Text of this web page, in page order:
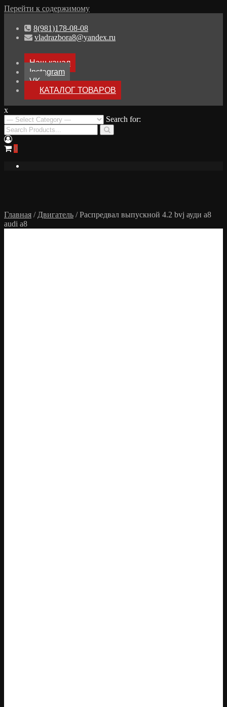
Перейти к содержимому
8(981)178-08-08
vladrazbora8@yandex.ru
Наш канал
Instagram
VK
КАТАЛОГ ТОВАРОВ
Разбор Ауди А8
Разборка Audi A8 D3
x
Search for:
0
Главная / Двигатель / Распредвал выпускной 4.2 bvj ауди а8
audi a8